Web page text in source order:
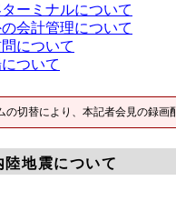
ーミナルについて
会計管理について
について
ついて
切替により、本記者会見の録画
地震について